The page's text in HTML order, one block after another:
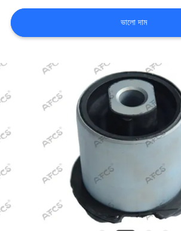
করুন
খবর
একটি
অনুরোধ
করুন
সাইট
ভালো দাম